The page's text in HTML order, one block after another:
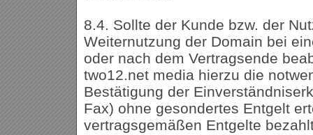
8.4. Sollte der Kunde bzw. der
Weiternutzung der Domain bei
oder nach dem Vertragsende
two12.net media hierzu die
Bestätigung der
Fax) ohne gesondertes Entgelt
vertragsgemäßen Entgelte